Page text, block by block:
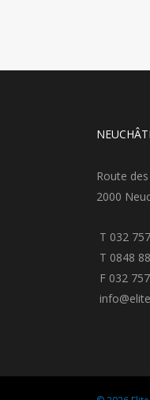
Route
2000
T 032
T 0848
F 032